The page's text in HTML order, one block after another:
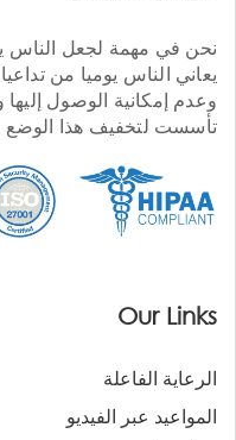
نحن في مهمة لجعل الناس
يعاني الناس يوميا من
وعدم إمكانية الوصول
تأسست لتخفيف هذا الوضع
Our Links
الرعاية الفاعلة
المواعيد عبر الفيديو